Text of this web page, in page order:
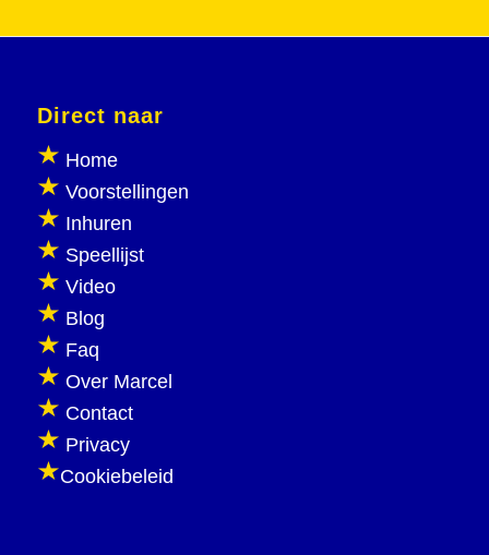
Direct naar
Home
Voorstellingen
Inhuren
Speellijst
Video
Blog
Faq
Over Marcel
Contact
Privacy
Cookiebeleid